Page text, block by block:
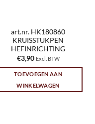
art.nr. HK180860
KRUISSTUKPEN
HEFINRICHTING
€3,90 Excl. BTW
TOEVOEGEN AAN
WINKELWAGEN